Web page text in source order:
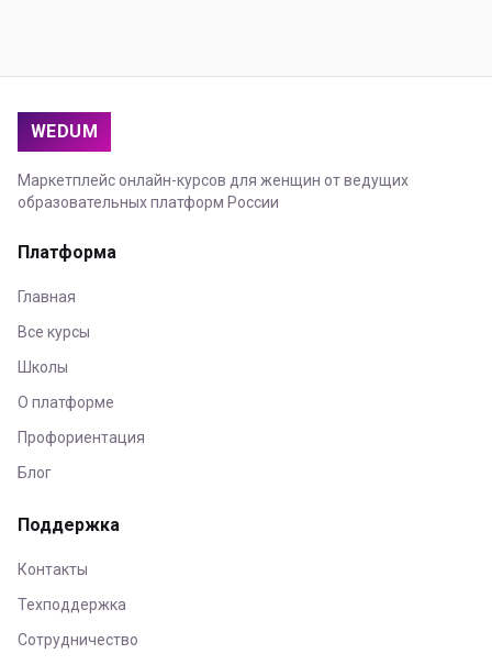
WEDUM
Маркетплейс онлайн-курсов для женщин от ведущих
образовательных платформ России
Платформа
Главная
Все курсы
Школы
О платформе
Профориентация
Блог
Поддержка
Контакты
Техподдержка
Сотрудничество